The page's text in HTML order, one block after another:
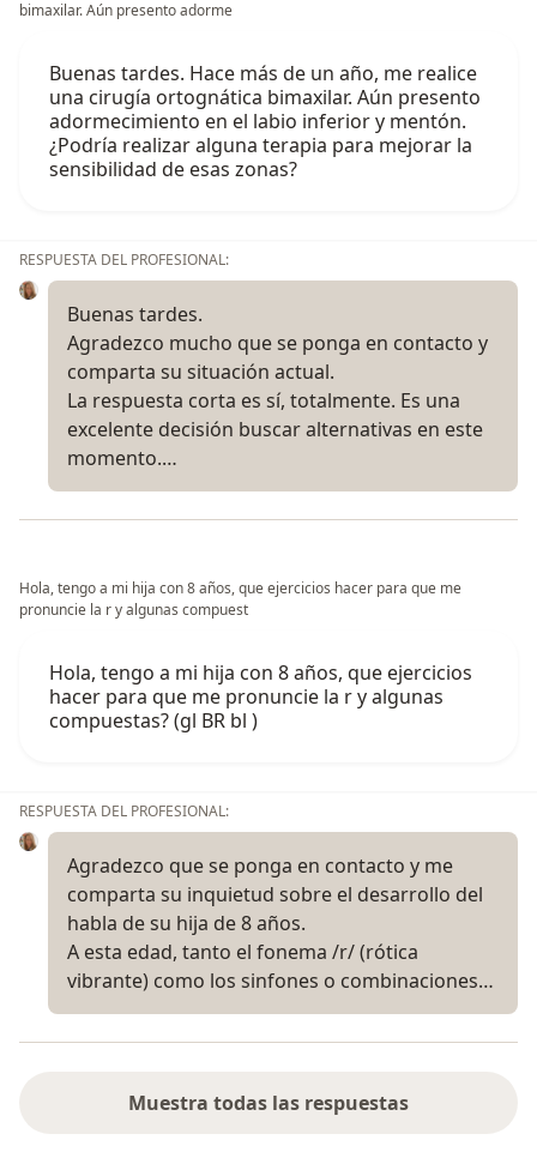
bimaxilar. Aún presento adorme
Buenas tardes. Hace más de un año, me realice
una cirugía ortognática bimaxilar. Aún presento
adormecimiento en el labio inferior y mentón.
¿Podría realizar alguna terapia para mejorar la
sensibilidad de esas zonas?
RESPUESTA DEL PROFESIONAL:
Buenas tardes.
Agradezco mucho que se ponga en contacto y
comparta su situación actual.
La respuesta corta es sí, totalmente. Es una
excelente decisión buscar alternativas en este
momento.…
Hola, tengo a mi hija con 8 años, que ejercicios hacer para que me
pronuncie la r y algunas compuest
Hola, tengo a mi hija con 8 años, que ejercicios
hacer para que me pronuncie la r y algunas
compuestas? (gl BR bl )
RESPUESTA DEL PROFESIONAL:
Agradezco que se ponga en contacto y me
comparta su inquietud sobre el desarrollo del
habla de su hija de 8 años.
A esta edad, tanto el fonema /r/ (rótica
vibrante) como los sinfones o combinaciones…
Muestra todas las respuestas